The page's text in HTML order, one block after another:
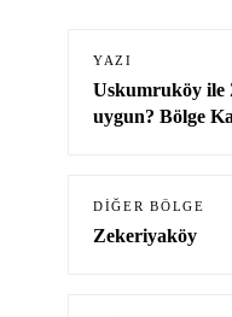
YAZI
Uskumruköy ile
uygun? Bölge
DIĞER BÖLGE
Zekeriyaköy